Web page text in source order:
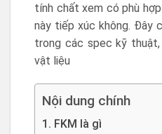
tính chất xem có phù
này tiếp xúc không. Đây
trong các spec kỹ
vật liệu
Nội dung chính
1. FKM là gì